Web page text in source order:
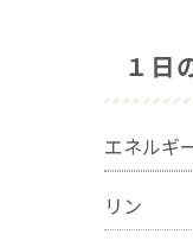
１日
エネルギ
リン